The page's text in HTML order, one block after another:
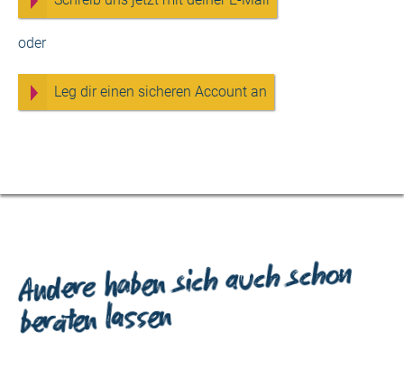
oder
Leg dir einen sicheren Account an
Andere haben sich auch schon
beraten lassen